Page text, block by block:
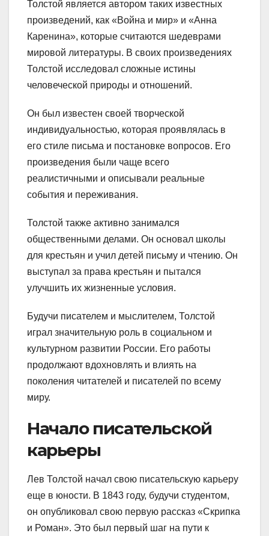
Толстой является автором таких известных
произведений, как «Война и мир» и «Анна
Каренина», которые считаются шедеврами
мировой литературы. В своих произведениях
Толстой исследовал сложные истины
человеческой природы и отношений.
Он был известен своей творческой
индивидуальностью, которая проявлялась в
его стиле письма и постановке вопросов. Его
произведения были чаще всего
реалистичными и описывали реальные
события и переживания.
Толстой также активно занимался
общественными делами. Он основал школы
для крестьян и учил детей письму и чтению. Он
выступал за права крестьян и пытался
улучшить их жизненные условия.
Будучи писателем и мыслителем, Толстой
играл значительную роль в социальном и
культурном развитии России. Его работы
продолжают вдохновлять и влиять на
поколения читателей и писателей по всему
миру.
Начало писательской
карьеры
Лев Толстой начал свою писательскую карьеру
еще в юности. В 1843 году, будучи студентом,
он опубликовал свою первую рассказ «Скрипка
и Роман». Это был первый шаг на пути к